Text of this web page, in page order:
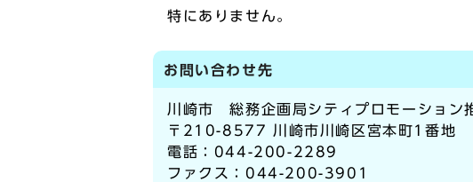
特にありません。
お問い合わせ先
川崎市 総務企画局シティプロモーション
〒210-8577 川崎市川崎区宮本町1番地
電話：044-200-2289
ファクス：044-200-3901